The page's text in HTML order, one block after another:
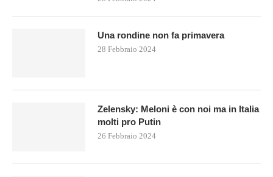
Una rondine non fa primavera
28 Febbraio 2024
Zelensky: Meloni è con noi ma in Italia
molti pro Putin
26 Febbraio 2024